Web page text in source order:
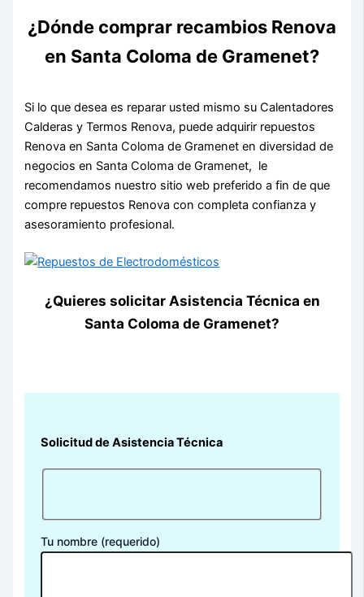
¿Dónde comprar recambios Renova
en Santa Coloma de Gramenet?
Si lo que desea es reparar usted mismo su Calentadores
Calderas y Termos Renova, puede adquirir repuestos
Renova en Santa Coloma de Gramenet en diversidad de
negocios en Santa Coloma de Gramenet, le
recomendamos nuestro sitio web preferido a fin de que
compre repuestos Renova con completa confianza y
asesoramiento profesional.
¿Quieres solicitar Asistencia Técnica en
Santa Coloma de Gramenet?
Solicitud de Asistencia Técnica
Tu nombre (requerido)